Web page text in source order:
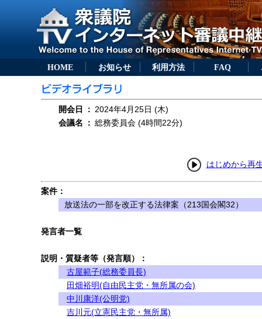
HOME お知らせ 利用方法 FAQ
開会日 ： 2024年4月25日 (木)
会議名
： 総務委員会 (4時間22分)
はじめから再
案件：
放送法の一部を改正する法律案（213国会閣32）
発言者一覧
説明・質疑者等（発言順）：
古屋範子(総務委員長)
田畑裕明(自由民主党・無所属の会)
中川康洋(公明党)
吉川元(立憲民主党・無所属)